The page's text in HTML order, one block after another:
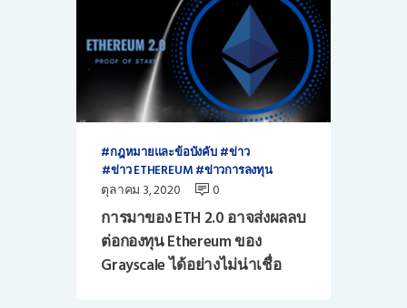
กฎหมายและข้อบังคับ
ข่าว
ข่าว ETHEREUM
ข่าวการลงทุน
ตุลาคม 3, 2020 0
การมาของ ETH 2.0 อาจส่งผลลบ
ต่อกองทุน Ethereum ของ
Grayscale ได้อย่างไม่น่าเชื่อ